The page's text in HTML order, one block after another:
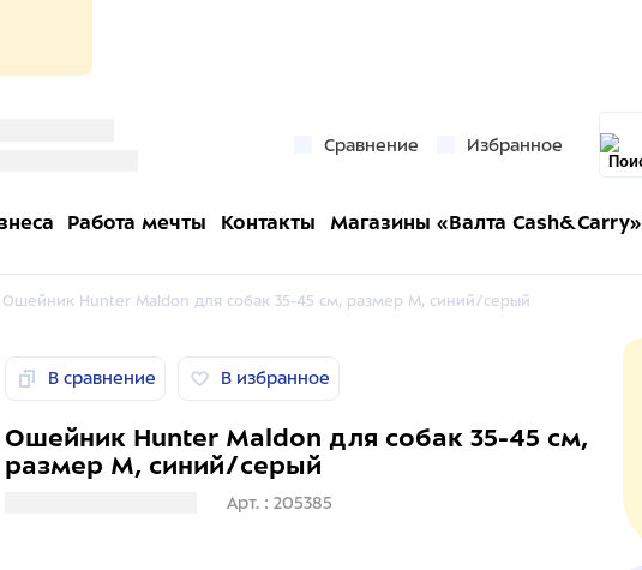
Сравнение Избранное
Работа мечты Контакты Магазины «Валта Cash&Carry»
Ошейник Hunter Maldon для собак 35-45 см, размер M, синий/серый
В сравнение В избранное
Ошейник Hunter Maldon для собак 35-45 см,
размер M, синий/серый
Арт. : 205385